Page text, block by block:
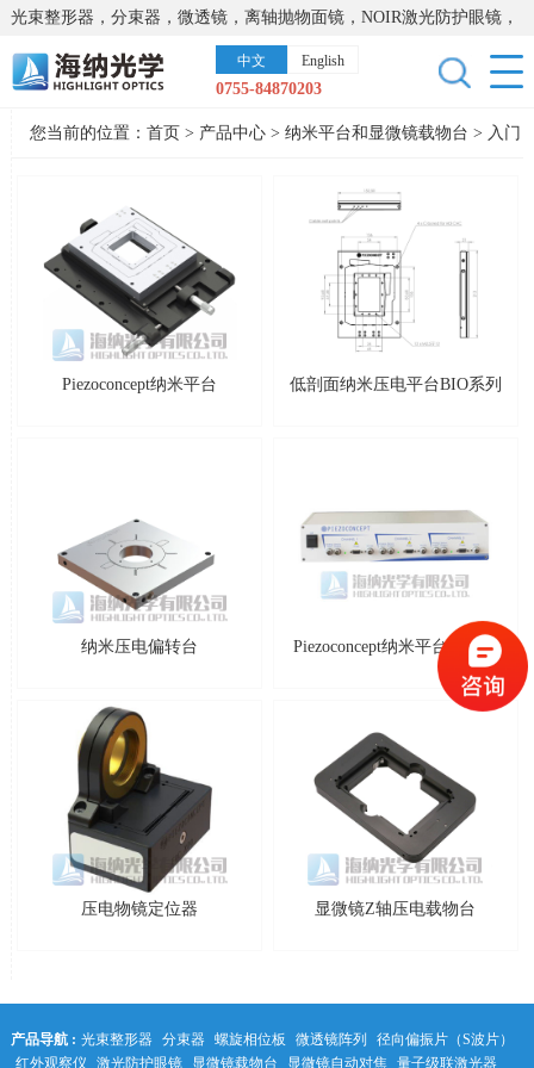
光束整形器，分束器，微透镜，离轴抛物面镜，NOIR激光防护眼镜，
太阳能模拟器，显微镜载物台，激光器，光谱仪，红外热像仪，激光
晶体
中文 English
0755-84870203
您当前的位置： 首页 > 产品中心> 纳米平台和显微镜载物台 > 入门
Piezoconcept纳米平台 低剖面纳米压电平台BIO系列
纳米压电偏转台 Piezoconcept纳米平台控制器
压电物镜定位器 显微镜Z轴压电载物台
产品导航 : 光束整形器 分束器 螺旋相位板 微透镜阵列
径向偏振片（S波片）
红外观察仪
激光防护眼镜 显微镜载物台 显微镜自动对焦 量子级联激光器